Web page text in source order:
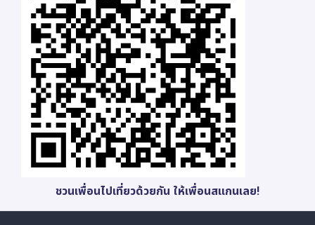
ชวนเพื่อนไปเที่ยวด้วยกัน ให้เพื่อนสแกนเลย!